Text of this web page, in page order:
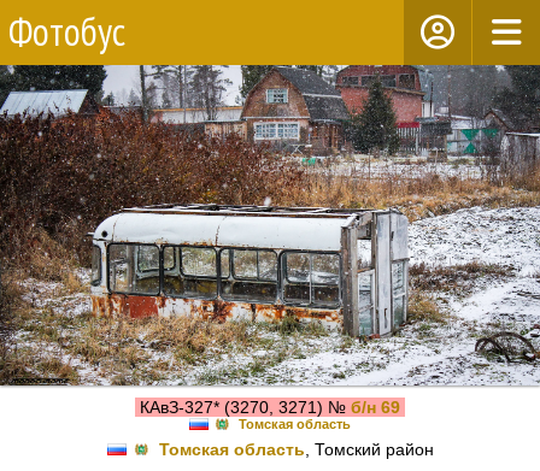
Фотобус
КАвЗ-327* (3270, 3271) № б/н 69
Томская область
Томская область , Томский район